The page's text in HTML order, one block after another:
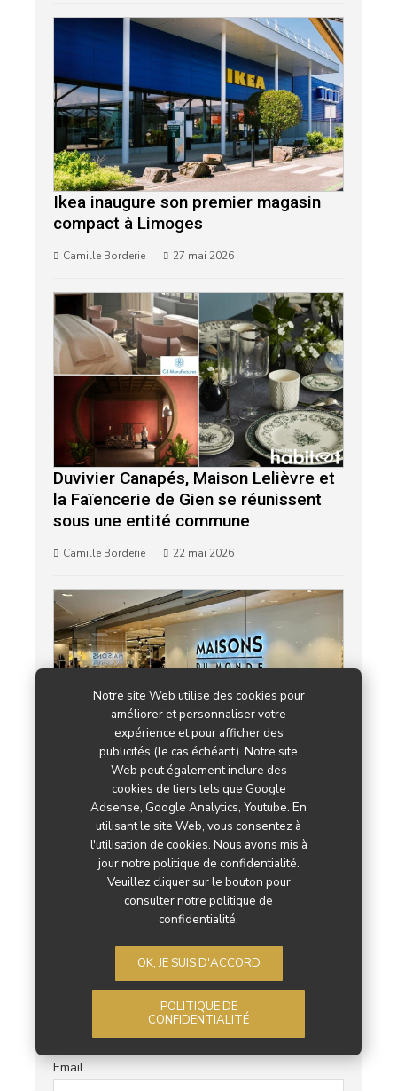
Notre site Web utilise des cookies pour
améliorer et personnaliser votre
expérience et pour afficher des
publicités (le cas échéant). Notre site
Web peut également inclure des
cookies de tiers tels que Google
Adsense, Google Analytics, Youtube. En
utilisant le site Web, vous consentez à
l'utilisation de cookies. Nous avons mis à
jour notre politique de confidentialité.
Veuillez cliquer sur le bouton pour
consulter notre politique de
confidentialité.
OK, JE SUIS D'ACCORD
POLITIQUE DE
CONFIDENTIALITÉ
Ikea inaugure son premier magasin
compact à Limoges
Camille Borderie 27 mai 2026
Duvivier Canapés, Maison Lelièvre et
la Faïencerie de Gien se réunissent
sous une entité commune
Camille Borderie 22 mai 2026
Maisons du Monde a trouvé un accord
de refinancement
La Rédaction 22 juin 2026
NEWSLETTER
Email